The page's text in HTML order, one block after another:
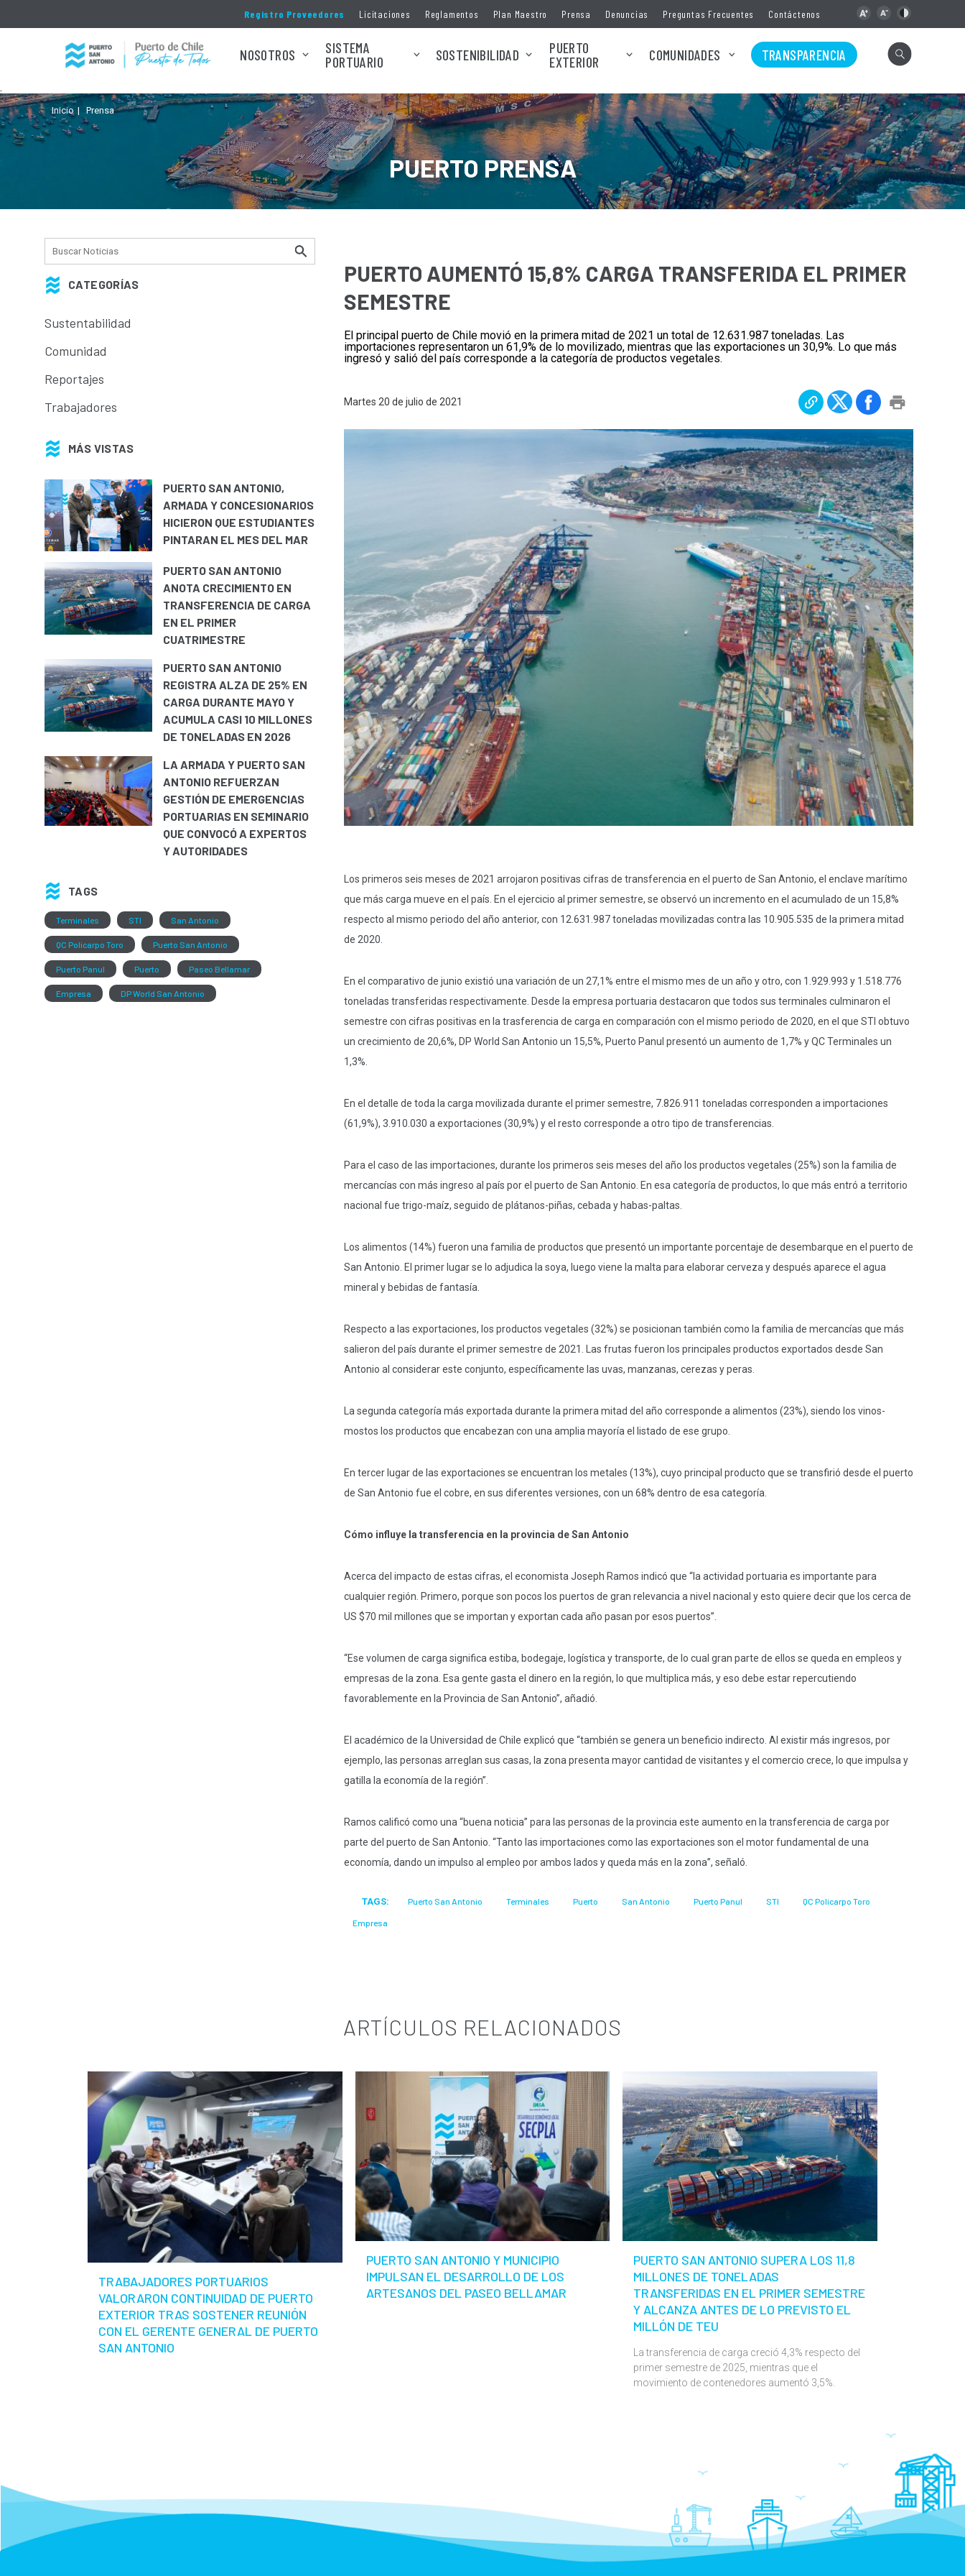
Registro Proveedores Licitaciones Reglamentos Plan Maestro Prensa Denuncias Preguntas Frecuentes Contáctenos
NOSOTROS
SISTEMA
PORTUARIO
SOSTENIBILIDAD
PUERTO
EXTERIOR
COMUNIDADES TRANSPARENCIA
.
Inicio Prensa
PUERTO PRENSA
CATEGORÍAS
Sustentabilidad
Comunidad
Reportajes
Trabajadores
MÁS VISTAS
PUERTO SAN ANTONIO,
ARMADA Y CONCESIONARIOS
HICIERON QUE ESTUDIANTES
PINTARAN EL MES DEL MAR
PUERTO SAN ANTONIO
ANOTA CRECIMIENTO EN
TRANSFERENCIA DE CARGA
EN EL PRIMER
CUATRIMESTRE
PUERTO SAN ANTONIO
REGISTRA ALZA DE 25% EN
CARGA DURANTE MAYO Y
ACUMULA CASI 10 MILLONES
DE TONELADAS EN 2026
LA ARMADA Y PUERTO SAN
ANTONIO REFUERZAN
GESTIÓN DE EMERGENCIAS
PORTUARIAS EN SEMINARIO
QUE CONVOCÓ A EXPERTOS
Y AUTORIDADES
TAGS
Terminales STI San Antonio
QC Policarpo Toro Puerto San Antonio
Puerto Panul Puerto Paseo Bellamar
Empresa DP World San Antonio
PUERTO AUMENTÓ 15,8% CARGA TRANSFERIDA EL PRIMER
SEMESTRE
El principal puerto de Chile movió en la primera mitad de 2021 un total de 12.631.987 toneladas. Las
importaciones representaron un 61,9% de lo movilizado, mientras que las exportaciones un 30,9%. Lo que más
ingresó y salió del país corresponde a la categoría de productos vegetales.
Martes 20 de julio de 2021
Los primeros seis meses de 2021 arrojaron positivas cifras de transferencia en el puerto de San Antonio, el enclave marítimo
que más carga mueve en el país. En el ejercicio al primer semestre, se observó un incremento en el acumulado de un 15,8%
respecto al mismo periodo del año anterior, con 12.631.987 toneladas movilizadas contra las 10.905.535 de la primera mitad
de 2020.
En el comparativo de junio existió una variación de un 27,1% entre el mismo mes de un año y otro, con 1.929.993 y 1.518.776
toneladas transferidas respectivamente. Desde la empresa portuaria destacaron que todos sus terminales culminaron el
semestre con cifras positivas en la trasferencia de carga en comparación con el mismo periodo de 2020, en el que STI obtuvo
un crecimiento de 20,6%, DP World San Antonio un 15,5%, Puerto Panul presentó un aumento de 1,7% y QC Terminales un
1,3%.
En el detalle de toda la carga movilizada durante el primer semestre, 7.826.911 toneladas corresponden a importaciones
(61,9%), 3.910.030 a exportaciones (30,9%) y el resto corresponde a otro tipo de transferencias.
Para el caso de las importaciones, durante los primeros seis meses del año los productos vegetales (25%) son la familia de
mercancías con más ingreso al país por el puerto de San Antonio. En esa categoría de productos, lo que más entró a territorio
nacional fue trigo-maíz, seguido de plátanos-piñas, cebada y habas-paltas.
Los alimentos (14%) fueron una familia de productos que presentó un importante porcentaje de desembarque en el puerto de
San Antonio. El primer lugar se lo adjudica la soya, luego viene la malta para elaborar cerveza y después aparece el agua
mineral y bebidas de fantasía.
Respecto a las exportaciones, los productos vegetales (32%) se posicionan también como la familia de mercancías que más
salieron del país durante el primer semestre de 2021. Las frutas fueron los principales productos exportados desde San
Antonio al considerar este conjunto, específicamente las uvas, manzanas, cerezas y peras.
La segunda categoría más exportada durante la primera mitad del año corresponde a alimentos (23%), siendo los vinos-
mostos los productos que encabezan con una amplia mayoría el listado de ese grupo.
En tercer lugar de las exportaciones se encuentran los metales (13%), cuyo principal producto que se transfirió desde el puerto
de San Antonio fue el cobre, en sus diferentes versiones, con un 68% dentro de esa categoría.
Cómo influye la transferencia en la provincia de San Antonio
Acerca del impacto de estas cifras, el economista Joseph Ramos indicó que “la actividad portuaria es importante para
cualquier región. Primero, porque son pocos los puertos de gran relevancia a nivel nacional y esto quiere decir que los cerca de
US $70 mil millones que se importan y exportan cada año pasan por esos puertos”.
“Ese volumen de carga significa estiba, bodegaje, logística y transporte, de lo cual gran parte de ellos se queda en empleos y
empresas de la zona. Esa gente gasta el dinero en la región, lo que multiplica más, y eso debe estar repercutiendo
favorablemente en la Provincia de San Antonio”, añadió.
El académico de la Universidad de Chile explicó que “también se genera un beneficio indirecto. Al existir más ingresos, por
ejemplo, las personas arreglan sus casas, la zona presenta mayor cantidad de visitantes y el comercio crece, lo que impulsa y
gatilla la economía de la región”.
Ramos calificó como una “buena noticia” para las personas de la provincia este aumento en la transferencia de carga por
parte del puerto de San Antonio. “Tanto las importaciones como las exportaciones son el motor fundamental de una
economía, dando un impulso al empleo por ambos lados y queda más en la zona”, señaló.
TAGS: Puerto San Antonio Terminales Puerto San Antonio Puerto Panul STI QC Policarpo Toro
Empresa
ARTÍCULOS RELACIONADOS
TRABAJADORES PORTUARIOS
VALORARON CONTINUIDAD DE PUERTO
EXTERIOR TRAS SOSTENER REUNIÓN
CON EL GERENTE GENERAL DE PUERTO
SAN ANTONIO
PUERTO SAN ANTONIO Y MUNICIPIO
IMPULSAN EL DESARROLLO DE LOS
ARTESANOS DEL PASEO BELLAMAR
PUERTO SAN ANTONIO SUPERA LOS 11,8
MILLONES DE TONELADAS
TRANSFERIDAS EN EL PRIMER SEMESTRE
Y ALCANZA ANTES DE LO PREVISTO EL
MILLÓN DE TEU
La transferencia de carga creció 4,3% respecto del
primer semestre de 2025, mientras que el
movimiento de contenedores aumentó 3,5%.